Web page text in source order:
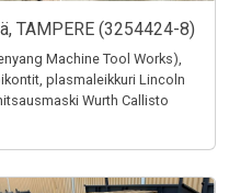
TAMPERE (3254424-8)
Machine Tool Works),
plasmaleikkuri Lincoln
Wurth Callisto